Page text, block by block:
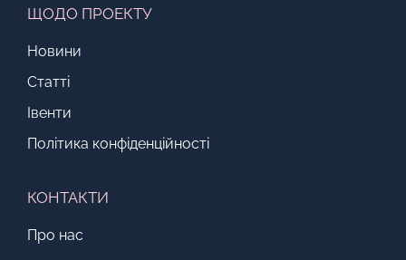
ЩОДО ПРОЕКТУ
Новини
Статті
Івенти
Політика конфіденційності
КОНТАКТИ
Про нас